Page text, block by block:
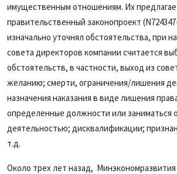
имущественным отношениям. Их
правительственный законопроект
изначально уточнял обстоятельства, при
совета директоров компании считается
обстоятельств, в частности, выход из
желанию; смерти, ограничения/лишения
назначения наказания в виде лишения
определенные должности или заниматься
деятельностью; дисквалификации;
т.д.
Около трех лет назад,